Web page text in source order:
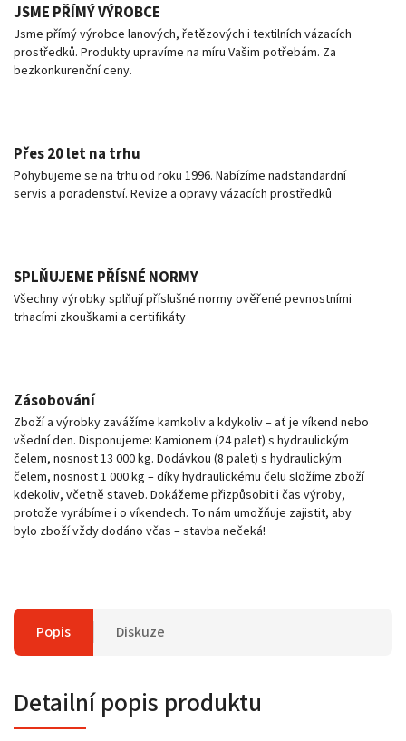
JSME PŘÍMÝ VÝROBCE
Jsme přímý výrobce lanových, řetězových i textilních vázacích
prostředků. Produkty upravíme na míru Vašim potřebám. Za
bezkonkurenční ceny.
Přes 20 let na trhu
Pohybujeme se na trhu od roku 1996. Nabízíme nadstandardní
servis a poradenství. Revize a opravy vázacích prostředků
SPLŇUJEME PŘÍSNÉ NORMY
Všechny výrobky splňují příslušné normy ověřené pevnostními
trhacími zkouškami a certifikáty
Zásobování
Zboží a výrobky zavážíme kamkoliv a kdykoliv – ať je víkend nebo
všední den. Disponujeme: Kamionem (24 palet) s hydraulickým
čelem, nosnost 13 000 kg. Dodávkou (8 palet) s hydraulickým
čelem, nosnost 1 000 kg – díky hydraulickému čelu složíme zboží
kdekoliv, včetně staveb. Dokážeme přizpůsobit i čas výroby,
protože vyrábíme i o víkendech. To nám umožňuje zajistit, aby
bylo zboží vždy dodáno včas – stavba nečeká!
Popis Diskuze
Detailní popis produktu